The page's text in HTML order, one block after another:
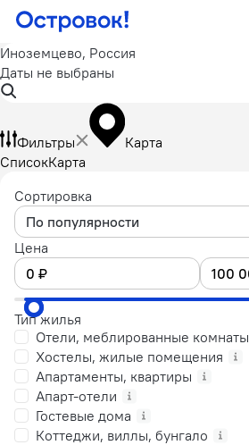
Иноземцево, Россия
Даты не выбраны
Фильтры
Карта
СписокКарта
Сортировка
По популярности
Цена
Тип жилья
Отели, меблированные комнаты
Хостелы, жилые помещения
Апартаменты, квартиры
Апарт-отели
Гостевые дома
Коттеджи, виллы, бунгало